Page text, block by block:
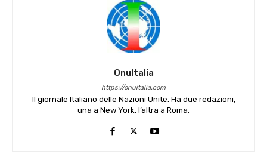
OnuItalia
https://onuitalia.com
Il giornale Italiano delle Nazioni Unite. Ha due redazioni,
una a New York, l’altra a Roma.